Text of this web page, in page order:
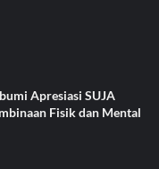
Apresiasi SUJA
Fisik dan Mental